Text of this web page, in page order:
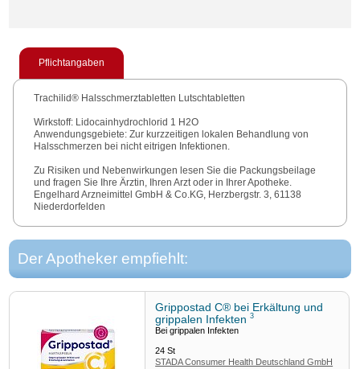
Pflichtangaben
Trachilid® Halsschmerztabletten Lutschtabletten
Wirkstoff: Lidocainhydrochlorid 1 H2O
Anwendungsgebiete: Zur kurzzeitigen lokalen Behandlung von
Halsschmerzen bei nicht eitrigen Infektionen.
Zu Risiken und Nebenwirkungen lesen Sie die Packungsbeilage
und fragen Sie Ihre Ärztin, Ihren Arzt oder in Ihrer Apotheke.
Engelhard Arzneimittel GmbH & Co.KG, Herzbergstr. 3, 61138
Niederdorfelden
Der Apotheker empfiehlt:
Grippostad C® bei Erkältung und
grippalen Infekten3
Bei grippalen Infekten
24St
STADA Consumer Health Deutschland GmbH